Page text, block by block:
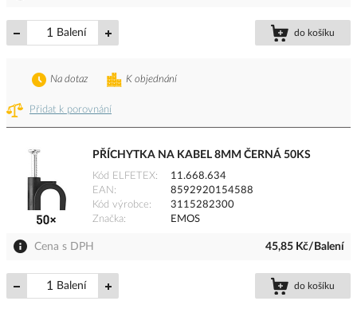
Balení do košíku
Přidat k porovnání
K objednání
Na dotaz
PŘÍCHYTKA NA KABEL 8MM ČERNÁ 50KS
Kód ELFETEX
11.668.634
EAN
8592920154588
Kód výrobce
3115282300
Značka
EMOS
Cena s DPH 45,85 Kč/Balení
Balení do košíku